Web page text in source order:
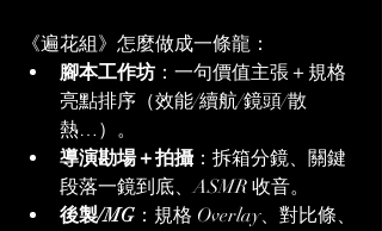
《遍花組》怎麼做成一條龍：
腳本工作坊 ：一句價值主張＋規格
亮點排序（效能/續航/鏡頭/散
熱…）。
導演勘場＋拍攝：拆箱分鏡、關鍵
段落一鏡到底、ASMR 收音。
後製/MG ：規格 Overlay、對比條、